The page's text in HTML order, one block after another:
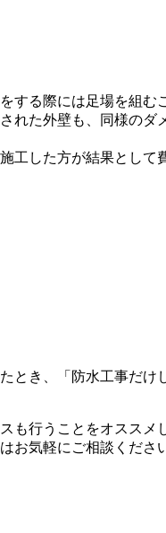
する際には足場を組
れた外壁も、同様の
工した方が結果とし
とき、「防水工事だ
も行うことをオススメ
お気軽にご相談くださ